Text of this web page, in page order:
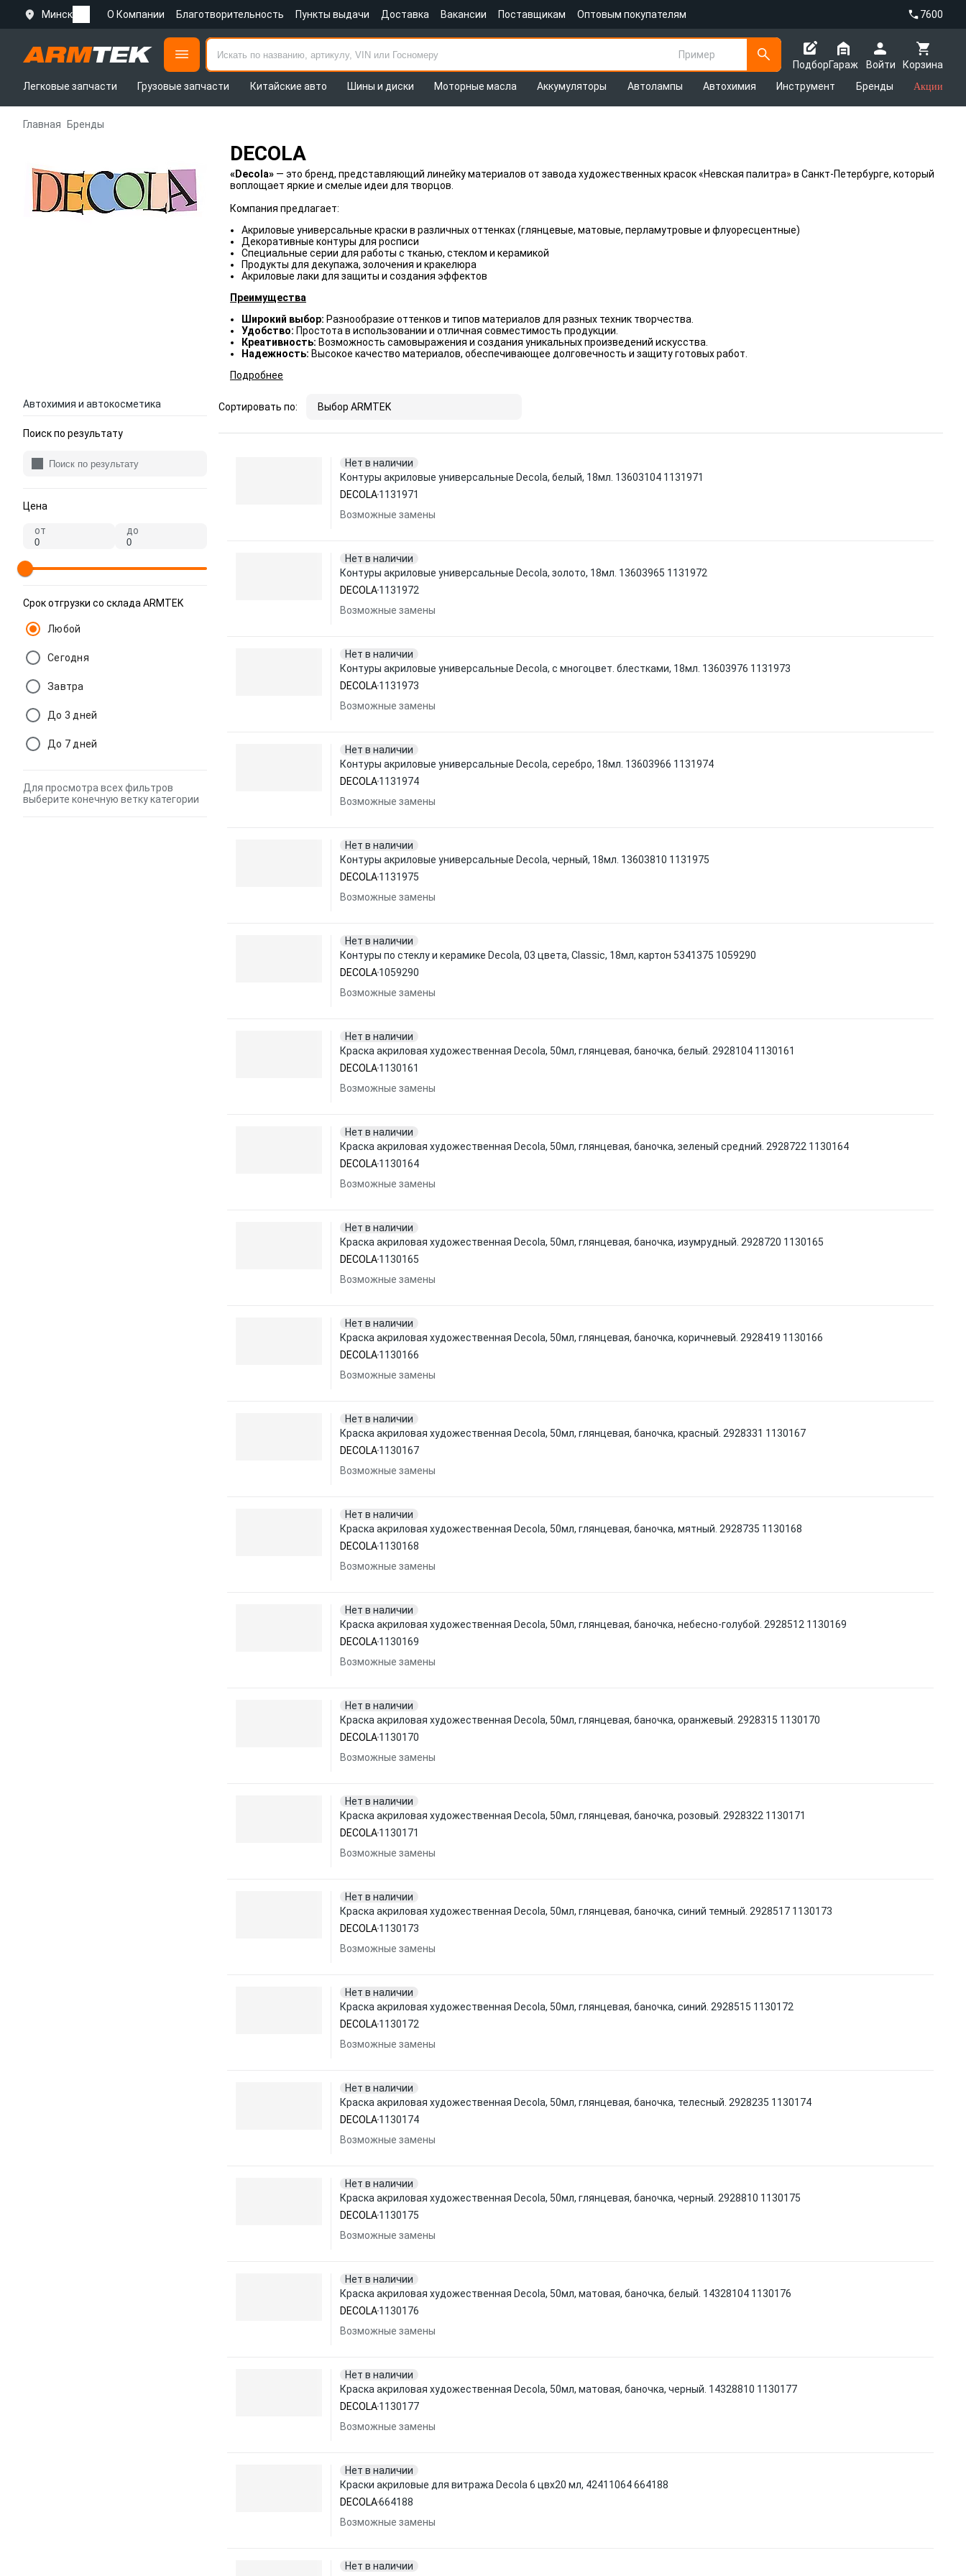
Минск О Компании Благотворительность Пункты выдачи Доставка Вакансии Поставщикам Оптовым покупателям 7600
Пример
Подбор
Корзина
Гараж
Войти
Легковые запчасти
Грузовые запчасти Китайские авто Шины и диски Моторные масла Аккумуляторы Автолампы Автохимия Инструмент Бренды Акции
Главная Бренды
DECOLA
«Decola» — это бренд, представляющий линейку материалов от завода художественных красок «Невская палитра» в Санкт-Петербурге, который
воплощает яркие и смелые идеи для творцов.
Компания предлагает:
Акриловые универсальные краски в различных оттенках (глянцевые, матовые, перламутровые и флуоресцентные)
Декоративные контуры для росписи
Специальные серии для работы с тканью, стеклом и керамикой
Продукты для декупажа, золочения и кракелюра
Акриловые лаки для защиты и создания эффектов
Преимущества
Широкий выбор: Разнообразие оттенков и типов материалов для разных техник творчества.
Удобство: Простота в использовании и отличная совместимость продукции.
Креативность: Возможность самовыражения и создания уникальных произведений искусства.
Надежность: Высокое качество материалов, обеспечивающее долговечность и защиту готовых работ.
Подробнее
Автохимия и автокосметика
Поиск по результату
Цена
от до
Срок отгрузки со склада ARMTEK
Любой
Сегодня
Завтра
До 3 дней
До 7 дней
Для просмотра всех фильтров
выберите конечную ветку категории
Сортировать по: Выбор ARMTEK
Нет в наличии
Контуры акриловые универсальные Decola, белый, 18мл. 13603104 1131971
DECOLA1131971
Возможные замены
Нет в наличии
Контуры акриловые универсальные Decola, золото, 18мл. 13603965 1131972
DECOLA1131972
Возможные замены
Нет в наличии
Контуры акриловые универсальные Decola, с многоцвет. блестками, 18мл. 13603976 1131973
DECOLA1131973
Возможные замены
Нет в наличии
Контуры акриловые универсальные Decola, серебро, 18мл. 13603966 1131974
DECOLA1131974
Возможные замены
Нет в наличии
Контуры акриловые универсальные Decola, черный, 18мл. 13603810 1131975
DECOLA1131975
Возможные замены
Нет в наличии
Контуры по стеклу и керамике Decola, 03 цвета, Classic, 18мл, картон 5341375 1059290
DECOLA1059290
Возможные замены
Нет в наличии
Краска акриловая художественная Decola, 50мл, глянцевая, баночка, белый. 2928104 1130161
DECOLA1130161
Возможные замены
Нет в наличии
Краска акриловая художественная Decola, 50мл, глянцевая, баночка, зеленый средний. 2928722 1130164
DECOLA1130164
Возможные замены
Нет в наличии
Краска акриловая художественная Decola, 50мл, глянцевая, баночка, изумрудный. 2928720 1130165
DECOLA1130165
Возможные замены
Нет в наличии
Краска акриловая художественная Decola, 50мл, глянцевая, баночка, коричневый. 2928419 1130166
DECOLA1130166
Возможные замены
Нет в наличии
Краска акриловая художественная Decola, 50мл, глянцевая, баночка, красный. 2928331 1130167
DECOLA1130167
Возможные замены
Нет в наличии
Краска акриловая художественная Decola, 50мл, глянцевая, баночка, мятный. 2928735 1130168
DECOLA1130168
Возможные замены
Нет в наличии
Краска акриловая художественная Decola, 50мл, глянцевая, баночка, небесно-голубой. 2928512 1130169
DECOLA1130169
Возможные замены
Нет в наличии
Краска акриловая художественная Decola, 50мл, глянцевая, баночка, оранжевый. 2928315 1130170
DECOLA1130170
Возможные замены
Нет в наличии
Краска акриловая художественная Decola, 50мл, глянцевая, баночка, розовый. 2928322 1130171
DECOLA1130171
Возможные замены
Нет в наличии
Краска акриловая художественная Decola, 50мл, глянцевая, баночка, синий темный. 2928517 1130173
DECOLA1130173
Возможные замены
Нет в наличии
Краска акриловая художественная Decola, 50мл, глянцевая, баночка, синий. 2928515 1130172
DECOLA1130172
Возможные замены
Нет в наличии
Краска акриловая художественная Decola, 50мл, глянцевая, баночка, телесный. 2928235 1130174
DECOLA1130174
Возможные замены
Нет в наличии
Краска акриловая художественная Decola, 50мл, глянцевая, баночка, черный. 2928810 1130175
DECOLA1130175
Возможные замены
Нет в наличии
Краска акриловая художественная Decola, 50мл, матовая, баночка, белый. 14328104 1130176
DECOLA1130176
Возможные замены
Нет в наличии
Краска акриловая художественная Decola, 50мл, матовая, баночка, черный. 14328810 1130177
DECOLA1130177
Возможные замены
Нет в наличии
Краски акриловые для витража Decola 6 цвx20 мл, 42411064 664188
DECOLA664188
Возможные замены
Нет в наличии